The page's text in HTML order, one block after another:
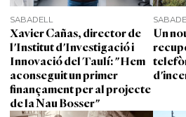
SABADELL
Xavier Cañas, director de
l'Institut d'Investigació i
Innovació del Taulí: "Hem
aconseguit un primer
finançament per al projecte
de la Nau Bosser"
Un